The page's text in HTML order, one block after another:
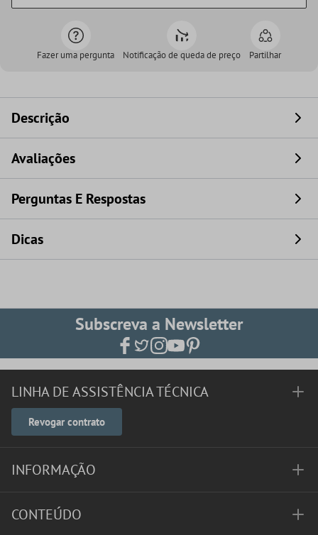
Fazer uma pergunta Notificação de queda de preço Partilhar
Descrição
Avaliações
Perguntas E Respostas
Dicas
Subscreva a Newsletter
LINHA DE ASSISTÊNCIA TÉCNICA
Revogar contrato
INFORMAÇÃO
CONTEÚDO